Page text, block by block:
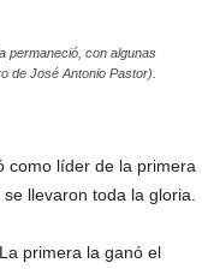
permaneció, con algunas
de José Antonio Pastor).
como líder de la primera
llevaron toda la gloria.
primera la ganó el